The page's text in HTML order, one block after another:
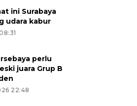
ini Surabaya
udara kabur
perlu
juara Grup B
22:48